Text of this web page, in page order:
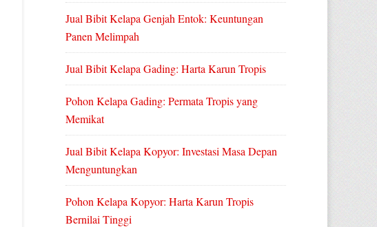
Jual Bibit Kelapa Genjah Entok: Keuntungan
Panen Melimpah
Jual Bibit Kelapa Gading: Harta Karun Tropis
Pohon Kelapa Gading: Permata Tropis yang
Memikat
Jual Bibit Kelapa Kopyor: Investasi Masa Depan
Menguntungkan
Pohon Kelapa Kopyor: Harta Karun Tropis
Bernilai Tinggi